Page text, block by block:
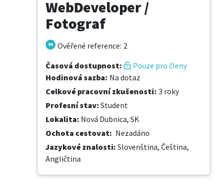
WebDeveloper /
Fotograf
Ověřené reference: 2
Časová dostupnost:
Pouze pro členy
Hodinová sazba: Na dotaz
Celkové pracovní zkušenosti: 3 roky
Profesní stav: Student
Lokalita: Nová Dubnica, SK
Ochota cestovat: Nezadáno
Jazykové znalosti: Slovenština, Čeština,
Angličtina